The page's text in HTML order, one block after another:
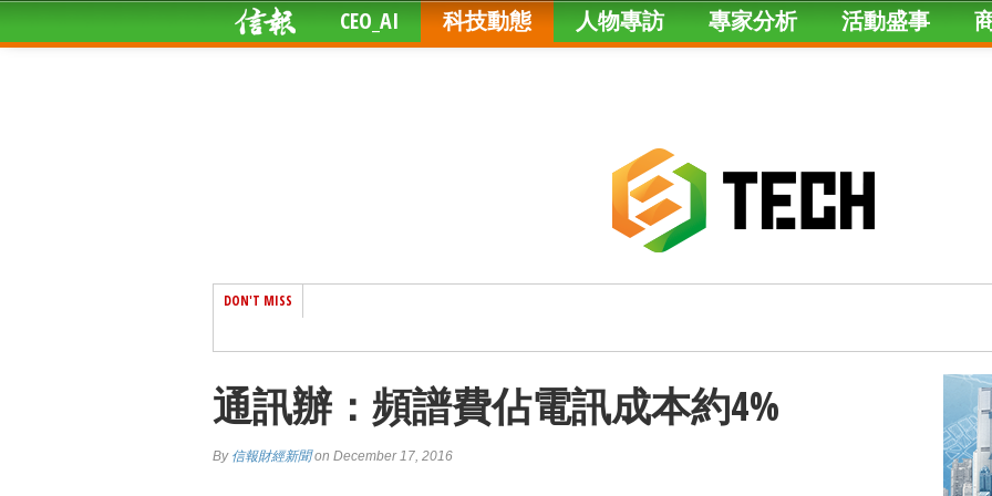
CEO_AI 科技動態 人物專訪 專家分析 活動盛事
DON'T MISS
通訊辦：頻譜費佔電訊成本約4%
By 信報財經新聞on December 17, 2016